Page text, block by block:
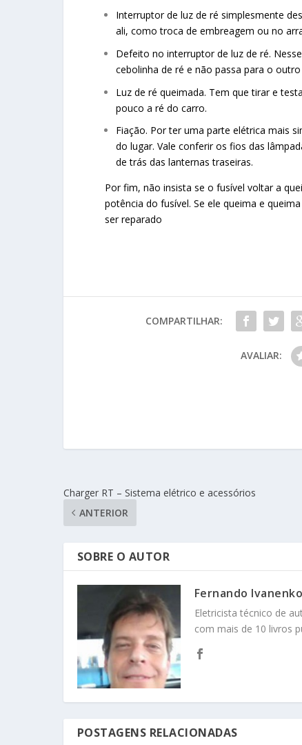
Interruptor de luz de ré simplesmente
ali, como troca de embreagem ou no
Defeito no interruptor de luz de ré.
cebolinha de ré e não passa para o
Luz de ré queimada. Tem que tirar e
pouco a ré do carro.
Fiação. Por ter uma parte elétrica mais
do lugar. Vale conferir os fios das
de trás das lanternas traseiras.
Por fim, não insista se o fusível voltar a
potência do fusível. Se ele queima e
ser reparado
COMPARTILHAR:
AVALIAR:
Charger RT – Sistema elétrico e acessórios
ANTERIOR
SOBRE O AUTOR
Fernando Ivanenko
Eletricista técnico de
com mais de 10 livros
POSTAGENS RELACIONADAS